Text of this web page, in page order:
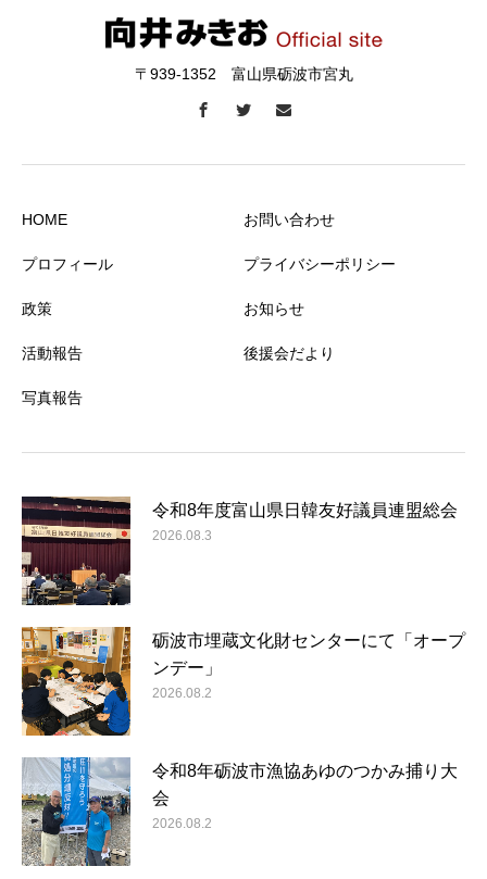
〒939-1352 富山県砺波市宮丸
HOME
プロフィール
政策
活動報告
写真報告
お問い合わせ
プライバシーポリシー
お知らせ
後援会だより
令和8年度富山県日韓友好議員連盟総会
2026.08.3
砺波市埋蔵文化財センターにて「オープ
ンデー」
2026.08.2
令和8年砺波市漁協あゆのつかみ捕り大
会
2026.08.2